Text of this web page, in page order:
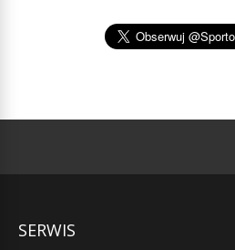
SERWIS